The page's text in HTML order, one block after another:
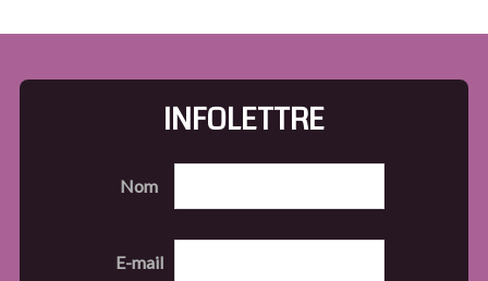
INFOLETTRE
Nom
E-mail